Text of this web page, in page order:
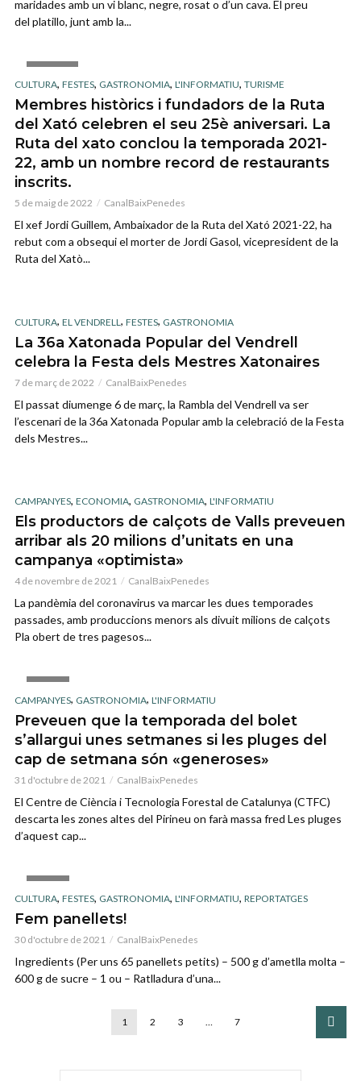
maridades amb un vi blanc, negre, rosat o d’un cava. El preu
del platillo, junt amb la...
CULTURA, FESTES, GASTRONOMIA, L'INFORMATIU, TURISME
Membres històrics i fundadors de la Ruta
del Xató celebren el seu 25è aniversari. La
Ruta del xato conclou la temporada 2021-
22, amb un nombre record de restaurants
inscrits.
5 de maig de 2022 CanalBaixPenedes
El xef Jordi Guillem, Ambaixador de la Ruta del Xató 2021-22, ha
rebut com a obsequi el morter de Jordi Gasol, vicepresident de la
Ruta del Xatò...
CULTURA, EL VENDRELL , FESTES, GASTRONOMIA
La 36a Xatonada Popular del Vendrell
celebra la Festa dels Mestres Xatonaires
7 de març de 2022 CanalBaixPenedes
El passat diumenge 6 de març, la Rambla del Vendrell va ser
l’escenari de la 36a Xatonada Popular amb la celebració de la Festa
dels Mestres...
CAMPANYES, ECONOMIA, GASTRONOMIA, L'INFORMATIU
Els productors de calçots de Valls preveuen
arribar als 20 milions d’unitats en una
campanya «optimista»
4 de novembre de 2021 CanalBaixPenedes
La pandèmia del coronavirus va marcar les dues temporades
passades, amb produccions menors als divuit milions de calçots
Pla obert de tres pagesos...
CAMPANYES, GASTRONOMIA, L'INFORMATIU
Preveuen que la temporada del bolet
s’allargui unes setmanes si les pluges del
cap de setmana són «generoses»
31 d'octubre de 2021 CanalBaixPenedes
El Centre de Ciència i Tecnologia Forestal de Catalunya (CTFC)
descarta les zones altes del Pirineu on farà massa fred Les pluges
d’aquest cap...
CULTURA, FESTES, GASTRONOMIA, L'INFORMATIU, REPORTATGES
Fem panellets!
30 d'octubre de 2021 CanalBaixPenedes
Ingredients (Per uns 65 panellets petits) – 500 g d’ametlla molta –
600 g de sucre – 1 ou – Ratlladura d’una...
1 2 3 … 7